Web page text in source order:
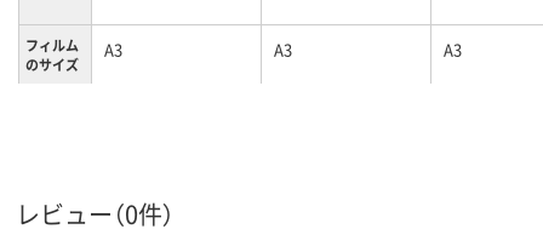
フィルム
のサイズ
A3 A3 A3
レビュー（0件）